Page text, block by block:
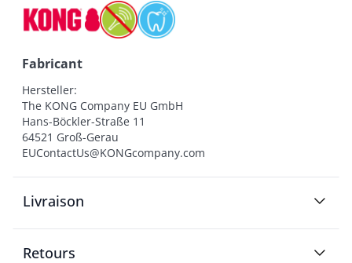
Fabricant
Hersteller:
The KONG Company EU GmbH
Hans-Böckler-Straße 11
64521 Groß-Gerau
EUContactUs@KONGcompany.com
Livraison
Retours